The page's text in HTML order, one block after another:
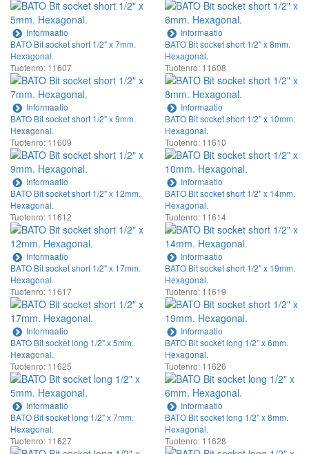
Informaatio
Informaatio
BATO Bit socket short 1/2" x 7mm.
Hexagonal.
Tuotenro: 11607
Informaatio
BATO Bit socket short 1/2" x 8mm.
Hexagonal.
Tuotenro: 11608
Informaatio
BATO Bit socket short 1/2" x 9mm.
Hexagonal.
Tuotenro: 11609
Informaatio
BATO Bit socket short 1/2" x 10mm.
Hexagonal.
Tuotenro: 11610
Informaatio
BATO Bit socket short 1/2" x 12mm.
Hexagonal.
Tuotenro: 11612
Informaatio
BATO Bit socket short 1/2" x 14mm.
Hexagonal.
Tuotenro: 11614
Informaatio
BATO Bit socket short 1/2" x 17mm.
Hexagonal.
Tuotenro: 11617
Informaatio
BATO Bit socket short 1/2" x 19mm.
Hexagonal.
Tuotenro: 11619
Informaatio
BATO Bit socket long 1/2" x 5mm.
Hexagonal.
Tuotenro: 11625
Informaatio
BATO Bit socket long 1/2" x 6mm.
Hexagonal.
Tuotenro: 11626
Informaatio
BATO Bit socket long 1/2" x 7mm.
Hexagonal.
Tuotenro: 11627
BATO Bit socket long 1/2" x 8mm.
Hexagonal.
Tuotenro: 11628